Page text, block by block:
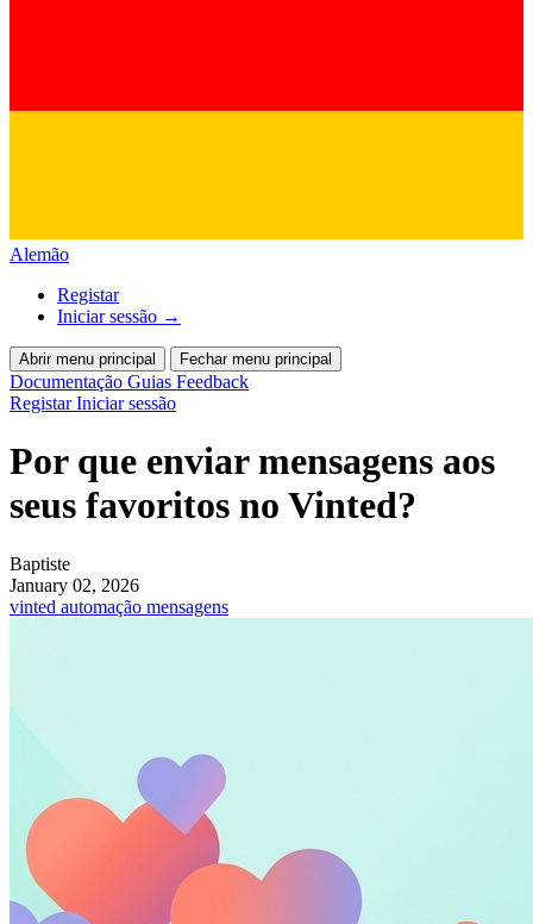
Alemão
Registar
Iniciar sessão →
Abrir menu principal Fechar menu principal
Documentação Guias Feedback
RegistarIniciar sessão
Por que enviar mensagens aos
seus favoritos no Vinted?
Baptiste
January 02, 2026
vinted automação mensagens